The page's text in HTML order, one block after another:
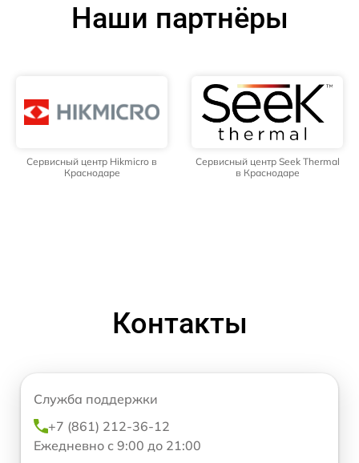
Наши партнёры
Сервисный центр Hikmicro в
Краснодаре
Сервисный центр Seek Thermal
в Краснодаре
Контакты
Служба поддержки
+7 (861) 212-36-12
Ежедневно с 9:00 до 21:00